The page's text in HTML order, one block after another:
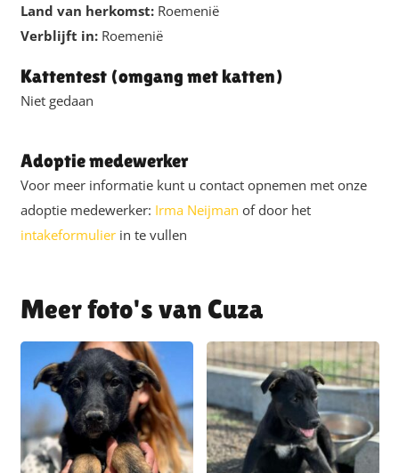
Land van herkomst: Roemenië
Verblijft in: Roemenië
Kattentest (omgang met katten)
Niet gedaan
Adoptie medewerker
Voor meer informatie kunt u contact opnemen met onze
adoptie medewerker: Irma Neijman of door het
intakeformulierin te vullen
Cuza